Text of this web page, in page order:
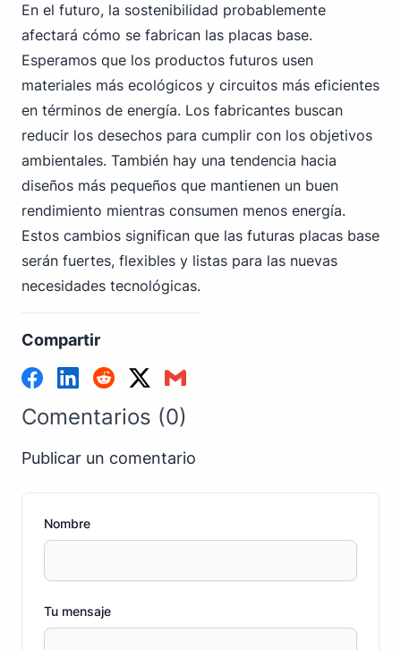
En el futuro, la sostenibilidad probablemente
afectará cómo se fabrican las placas base.
Esperamos que los productos futuros usen
materiales más ecológicos y circuitos más eficientes
en términos de energía. Los fabricantes buscan
reducir los desechos para cumplir con los objetivos
ambientales. También hay una tendencia hacia
diseños más pequeños que mantienen un buen
rendimiento mientras consumen menos energía.
Estos cambios significan que las futuras placas base
serán fuertes, flexibles y listas para las nuevas
necesidades tecnológicas.
Compartir
Comentarios (0)
Publicar un comentario
Nombre
Tu mensaje